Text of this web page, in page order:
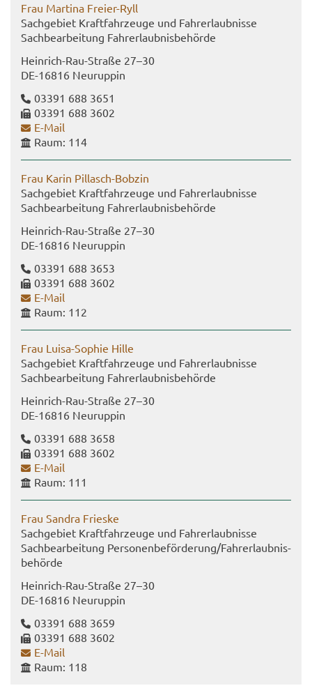
Frau Mar­ti­na Freier-​Ryll
Sach­ge­biet Kraft­fahr­zeu­ge und Fahr­erlaub­nis­se
Sach­be­ar­bei­tung Fahr­erlaub­nis­be­hör­de
Heinrich-​Rau-Straße 27–30
DE-​16816 Neu­rup­pin
03391 688 3651
03391 688 3602
E-​Mail
Raum: 114
Frau Karin Pillasch-​Bobzin
Sach­ge­biet Kraft­fahr­zeu­ge und Fahr­erlaub­nis­se
Sach­be­ar­bei­tung Fahr­erlaub­nis­be­hör­de
Heinrich-​Rau-Straße 27–30
DE-​16816 Neu­rup­pin
03391 688 3653
03391 688 3602
E-​Mail
Raum: 112
Frau Luisa-​Sophie Hille
Sach­ge­biet Kraft­fahr­zeu­ge und Fahr­erlaub­nis­se
Sach­be­ar­bei­tung Fahr­erlaub­nis­be­hör­de
Heinrich-​Rau-Straße 27–30
DE-​16816 Neu­rup­pin
03391 688 3658
03391 688 3602
E-​Mail
Raum: 111
Frau San­dra Fries­ke
Sach­ge­biet Kraft­fahr­zeu­ge und Fahr­erlaub­nis­se
Sach­be­ar­bei­tung Per­so­nen­be­för­de­rung/Fahr­erlaub­nis­
be­hör­de
Heinrich-​Rau-Straße 27–30
DE-​16816 Neu­rup­pin
03391 688 3659
03391 688 3602
E-​Mail
Raum: 118